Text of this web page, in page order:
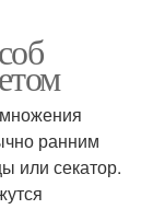
ранним
или секатор.